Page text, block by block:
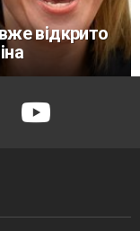
відкрито
youtube